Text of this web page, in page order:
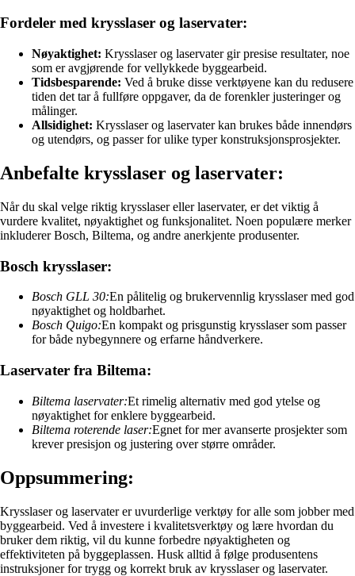
Fordeler med krysslaser og laservater:
Nøyaktighet: Krysslaser og laservater gir presise resultater, noe
som er avgjørende for vellykkede byggearbeid.
Tidsbesparende: Ved å bruke disse verktøyene kan du redusere
tiden det tar å fullføre oppgaver, da de forenkler justeringer og
målinger.
Allsidighet: Krysslaser og laservater kan brukes både innendørs
og utendørs, og passer for ulike typer konstruksjonsprosjekter.
Anbefalte krysslaser og laservater:
Når du skal velge riktig krysslaser eller laservater, er det viktig å
vurdere kvalitet, nøyaktighet og funksjonalitet. Noen populære merker
inkluderer Bosch, Biltema, og andre anerkjente produsenter.
Bosch krysslaser:
Bosch GLL 30:En pålitelig og brukervennlig krysslaser med god
nøyaktighet og holdbarhet.
Bosch Quigo:En kompakt og prisgunstig krysslaser som passer
for både nybegynnere og erfarne håndverkere.
Laservater fra Biltema:
Biltema laservater:Et rimelig alternativ med god ytelse og
nøyaktighet for enklere byggearbeid.
Biltema roterende laser:Egnet for mer avanserte prosjekter som
krever presisjon og justering over større områder.
Oppsummering:
Krysslaser og laservater er uvurderlige verktøy for alle som jobber med
byggearbeid. Ved å investere i kvalitetsverktøy og lære hvordan du
bruker dem riktig, vil du kunne forbedre nøyaktigheten og
effektiviteten på byggeplassen. Husk alltid å følge produsentens
instruksjoner for trygg og korrekt bruk av krysslaser og laservater.